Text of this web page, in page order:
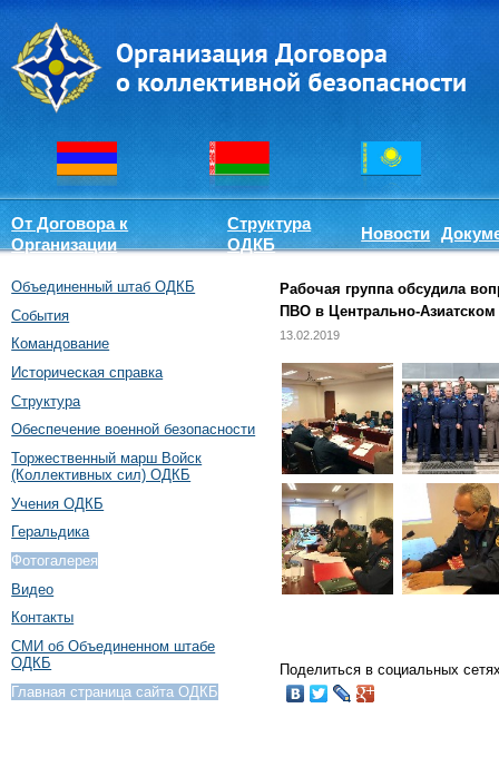
От Договора к
Организации
Структура
ОДКБ
Новости
Объединенный штаб ОДКБ
События
Командование
Историческая справка
Структура
Обеспечение военной безопасности
Торжественный марш Войск
(Коллективных сил) ОДКБ
Учения ОДКБ
Геральдика
Фотогалерея
Видео
Контакты
СМИ об Объединенном штабе
ОДКБ
Главная страница сайта ОДКБ
Рабочая группа обсудила
ПВО в Центрально-Азиатском
13.02.2019
Поделиться в социальных